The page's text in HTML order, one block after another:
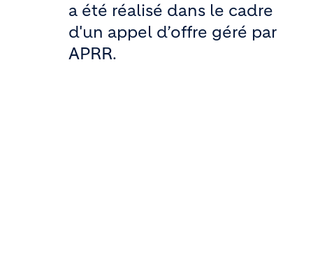
a été réalisé dans le cadre
d'un appel d’offre géré par
APRR.